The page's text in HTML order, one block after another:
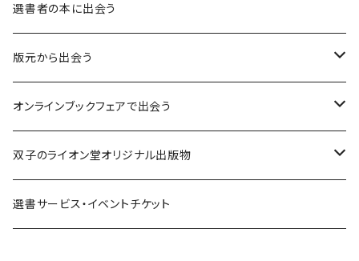
異界：日常から離れた視点
意志：自ら進む力
解体：固定観念を壊す
熱源：情熱を呼び起こす
共鳴：他者や世界とつながる
選書者の本に出会う
版元から出会う
荒蝦夷フェア
クオン
寿郎社
オンラインブックフェアで出会う
本屋発の文芸誌『しししし』フェア！！
韓国文学フェア！！
双子のライオン堂オリジナル出版物
書籍
選書サービス・イベントチケット